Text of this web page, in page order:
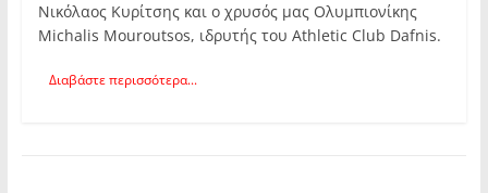
Νικόλαος Κυρίτσης και ο χρυσός μας Ολυμπιονίκης
Michalis Mouroutsos, ιδρυτής του Athletic Club Dafnis.
Διαβάστε περισσότερα...